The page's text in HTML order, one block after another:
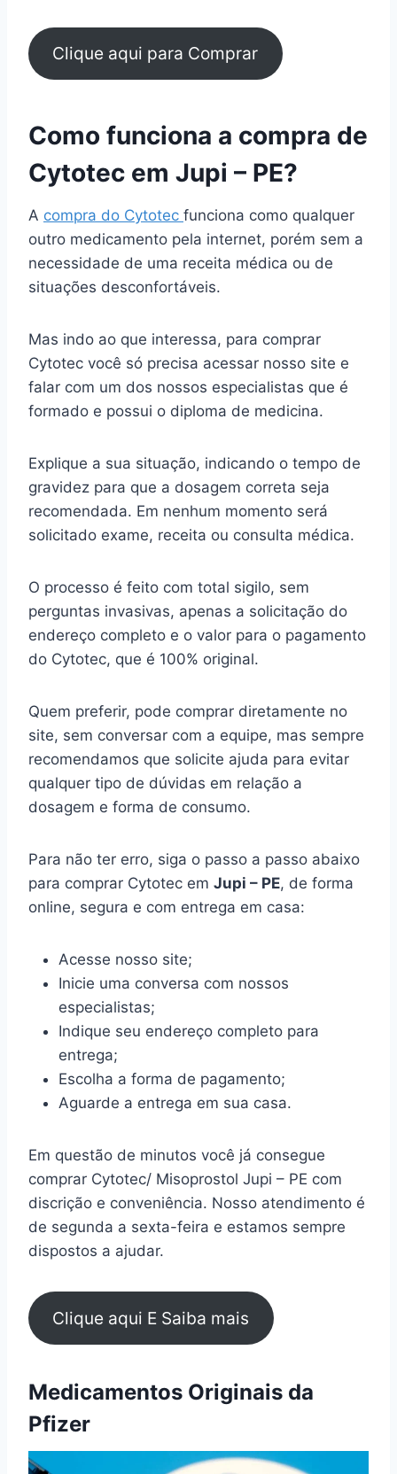
Clique aqui para Comprar
Como funciona a compra de
Cytotec em Jupi – PE?
A compra do Cytotec funciona como qualquer
outro medicamento pela internet, porém sem a
necessidade de uma receita médica ou de
situações desconfortáveis.
Mas indo ao que interessa, para comprar
Cytotec você só precisa acessar nosso site e
falar com um dos nossos especialistas que é
formado e possui o diploma de medicina.
Explique a sua situação, indicando o tempo de
gravidez para que a dosagem correta seja
recomendada. Em nenhum momento será
solicitado exame, receita ou consulta médica.
O processo é feito com total sigilo, sem
perguntas invasivas, apenas a solicitação do
endereço completo e o valor para o pagamento
do Cytotec, que é 100% original.
Quem preferir, pode comprar diretamente no
site, sem conversar com a equipe, mas sempre
recomendamos que solicite ajuda para evitar
qualquer tipo de dúvidas em relação a
dosagem e forma de consumo.
Para não ter erro, siga o passo a passo abaixo
para comprar Cytotec em Jupi – PE, de forma
online, segura e com entrega em casa:
Acesse nosso site;
Inicie uma conversa com nossos
especialistas;
Indique seu endereço completo para
entrega;
Escolha a forma de pagamento;
Aguarde a entrega em sua casa.
Em questão de minutos você já consegue
comprar Cytotec/ Misoprostol Jupi – PE com
discrição e conveniência. Nosso atendimento é
de segunda a sexta-feira e estamos sempre
dispostos a ajudar.
Clique aqui E Saiba mais
Medicamentos Originais da
Pfizer